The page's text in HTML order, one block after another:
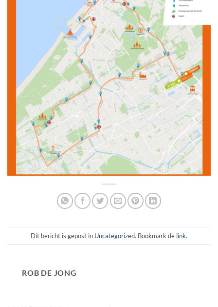
Dit bericht is gepost in Uncategorized. Bookmark de link.
ROB DE JONG